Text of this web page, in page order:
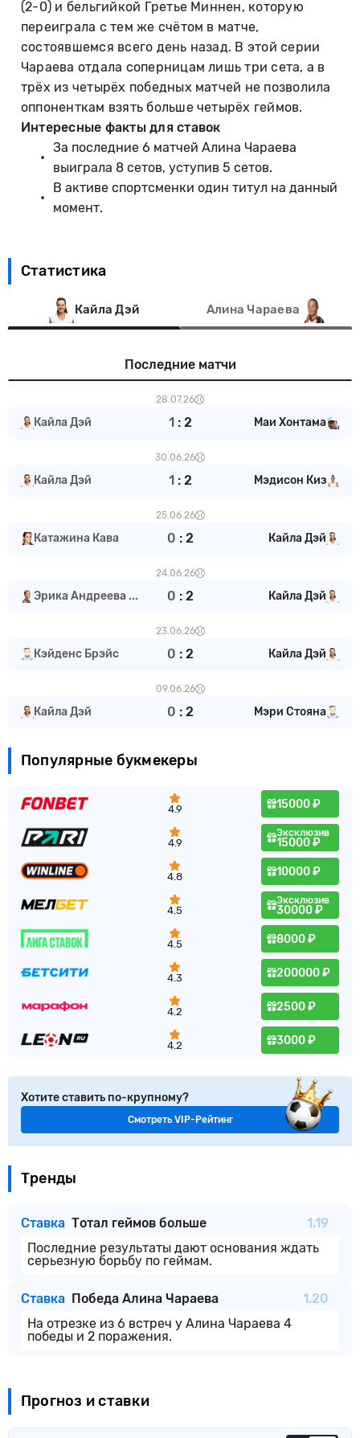
(2-0) и бельгийкой Гретье Миннен, которую
переиграла с тем же счётом в матче,
состоявшемся всего день назад. В этой серии
Чараева отдала соперницам лишь три сета, а в
трёх из четырёх победных матчей не позволила
оппоненткам взять больше четырёх геймов.
Интересные факты для ставок
За последние 6 матчей Алина Чараева
выиграла 8 сетов, уступив 5 сетов.
В активе спортсменки один титул на данный
момент.
Статистика
Кайла Дэй Алина Чараева
Последние матчи
28.07.26
Кайла Дэй 1: 2 Маи Хонтама
30.06.26
Кайла Дэй 1: 2 Мэдисон Киз
25.06.26
Катажина Кава 0 : 2 Кайла Дэй
24.06.26
Эрика Андреева ... 0 : 2 Кайла Дэй
23.06.26
Кэйденс Брэйс 0 : 2 Кайла Дэй
09.06.26
Кайла Дэй 0 : 2 Мэри Стояна
Популярные букмекеры
4.9 15000 ₽
4.9
Эксклюзив
15000 ₽
4.8 10000 ₽
4.5
Эксклюзив
30000 ₽
4.5 8000 ₽
4.3 200000 ₽
4.2 2500 ₽
4.2 3000 ₽
Хотите ставить по-крупному?
Смотреть VIP-Рейтинг
Тренды
Ставка Тотал геймов больше
1.19
Последние результаты дают основания ждать
серьезную борьбу по геймам.
Ставка Победа Алина Чараева
1.20
На отрезке из 6 встреч у Алина Чараева 4
победы и 2 поражения.
Прогноз и ставки